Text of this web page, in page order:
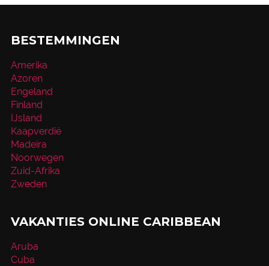
BESTEMMINGEN
Amerika
Azoren
Engeland
Finland
IJsland
Kaapverdië
Madeira
Noorwegen
Zuid-Afrika
Zweden
VAKANTIES ONLINE CARIBBEAN
Aruba
Cuba